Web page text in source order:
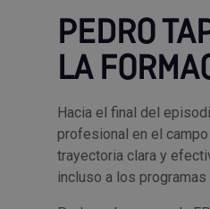
PEDRO
LA
Hacia el final del
profesional en el
trayectoria clara y
incluso a los